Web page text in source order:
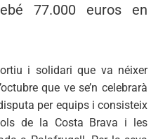
77.000 euros en
i solidari que va néixer
que ve se’n celebrarà
per equips i consisteix
de la Costa Brava i les